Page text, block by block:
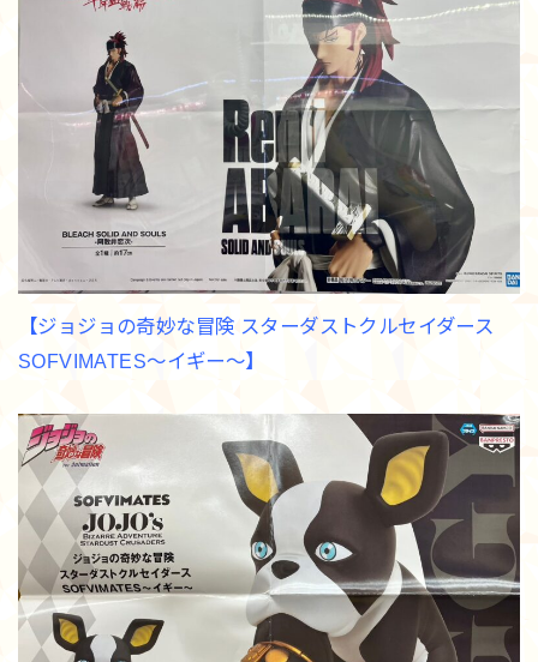
【ジョジョの奇妙な冒険 スターダストクルセイダース
SOFVIMATES～イギー～】